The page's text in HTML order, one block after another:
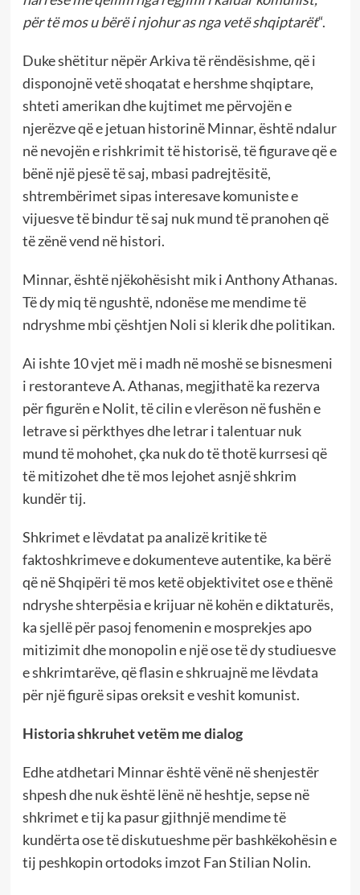
për të mos u bërë i njohur as nga vetë shqiptarët“.
Duke shëtitur nëpër Arkiva të rëndësishme, që i
disponojnë vetë shoqatat e hershme shqiptare,
shteti amerikan dhe kujtimet me përvojën e
njerëzve që e jetuan historinë Minnar, është ndalur
në nevojën e rishkrimit të historisë, të figurave që e
bënë një pjesë të saj, mbasi padrejtësitë,
shtrembërimet sipas interesave komuniste e
vijuesve të bindur të saj nuk mund të pranohen që
të zënë vend në histori.
Minnar, është njëkohësisht mik i Anthony Athanas.
Të dy miq të ngushtë, ndonëse me mendime të
ndryshme mbi çështjen Noli si klerik dhe politikan.
Ai ishte 10 vjet më i madh në moshë se bisnesmeni
i restoranteve A. Athanas, megjithatë ka rezerva
për figurën e Nolit, të cilin e vlerëson në fushën e
letrave si përkthyes dhe letrar i talentuar nuk
mund të mohohet, çka nuk do të thotë kurrsesi që
të mitizohet dhe të mos lejohet asnjë shkrim
kundër tij.
Shkrimet e lëvdatat pa analizë kritike të
faktoshkrimeve e dokumenteve autentike, ka bërë
që në Shqipëri të mos ketë objektivitet ose e thënë
ndryshe shterpësia e krijuar në kohën e diktaturës,
ka sjellë për pasoj fenomenin e mosprekjes apo
mitizimit dhe monopolin e një ose të dy studiuesve
e shkrimtarëve, që flasin e shkruajnë me lëvdata
për një figurë sipas oreksit e veshit komunist.
Historia shkruhet vetëm me dialog
Edhe atdhetari Minnar është vënë në shenjestër
shpesh dhe nuk është lënë në heshtje, sepse në
shkrimet e tij ka pasur gjithnjë mendime të
kundërta ose të diskutueshme për bashkëkohësin e
tij peshkopin ortodoks imzot Fan Stilian Nolin.